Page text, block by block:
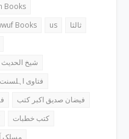
Books
Books us
ثالثا
شیخ
فتاوی اہلسنت
فیضان صدیق اکبر کتب
کتب خطبات
مسلک